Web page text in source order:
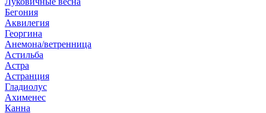
Бегония
Аквилегия
Георгина
Анемона/ветренница
Астильба
Астра
Астранция
Гладиолус
Ахименес
Канна